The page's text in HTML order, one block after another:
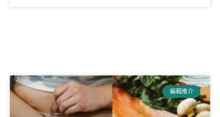
編輯推介